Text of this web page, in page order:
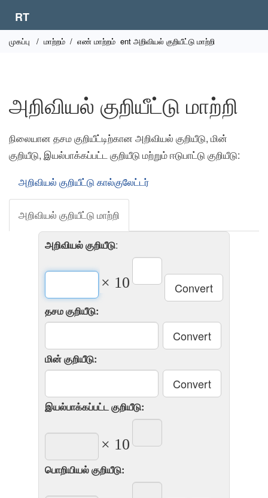
RT
முகப்பு / மாற்றம் / எண் மாற்றம் ent அறிவியல் குறியீட்டு மாற்றி
அறிவியல் குறியீட்டு மாற்றி
நிலையான தசம குறியீட்டிற்கான அறிவியல் குறியீடு, மின்
குறியீடு, இயல்பாக்கப்பட்ட குறியீடு மற்றும் ஈடுபாட்டு குறியீடு:
அறிவியல் குறியீட்டு கால்குலேட்டர்
அறிவியல் குறியீட்டு மாற்றி
அறிவியல் குறியீடு:
× 10
தசம குறியீடு:
மின் குறியீடு:
இயல்பாக்கப்பட்ட குறியீடு:
× 10
பொறியியல் குறியீடு: